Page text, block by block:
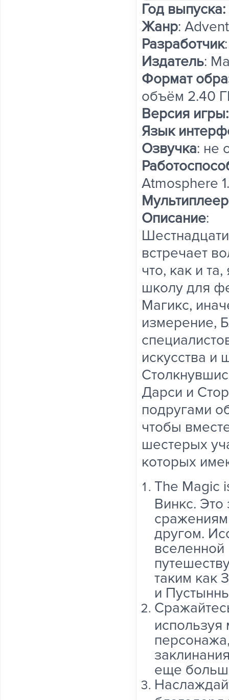
Год выпуска:
Жанр:
Разработчик
Издатель:
Формат
объём 2.40
Версия
Язык
Озвучка: не
Atmosphere
Мультиплеер
Описание:
встречает
что, как и
школу для
Магикс,
измерение,
искусства и
Дарси и
подругами
чтобы
шестерых
которых
The Magic
Винкс.
другом.
таким как
и
используя
еще